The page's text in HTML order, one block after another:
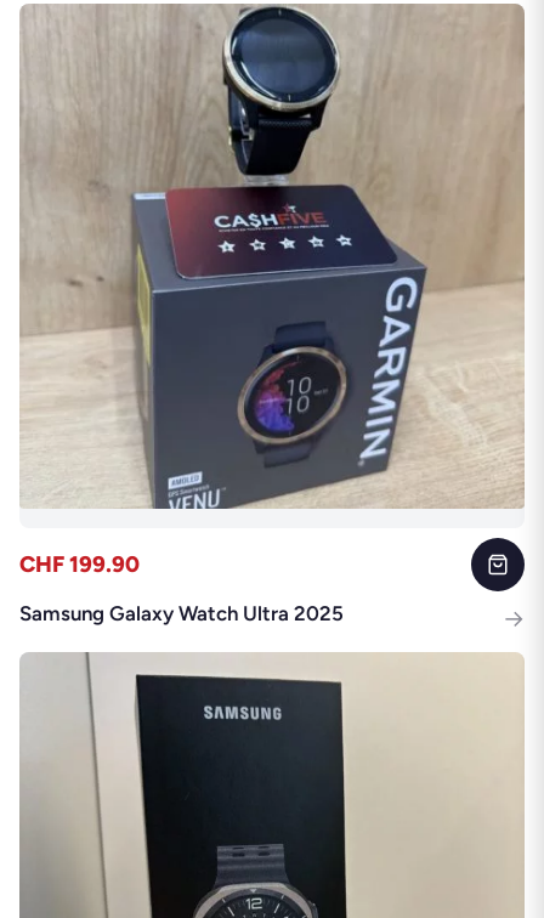
CHF 199.90
Samsung Galaxy Watch Ultra 2025 →